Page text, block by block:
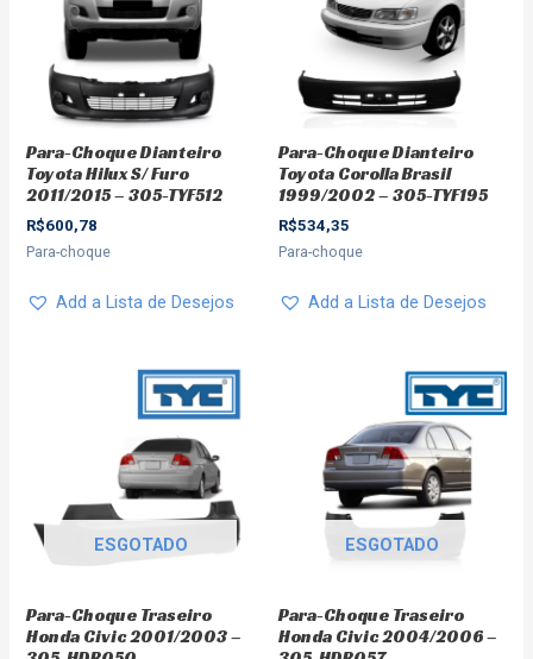
Para-Choque Dianteiro
Toyota Hilux S/ Furo
2011/2015 – 305-TYF512
R$600,78
Para-choque
Add a Lista de Desejos
Para-Choque Dianteiro
Toyota Corolla Brasil
1999/2002 – 305-TYF195
R$534,35
Para-choque
Add a Lista de Desejos
ESGOTADO
Para-Choque Traseiro
Honda Civic 2001/2003 –
ESGOTADO
Para-Choque Traseiro
Honda Civic 2004/2006 –